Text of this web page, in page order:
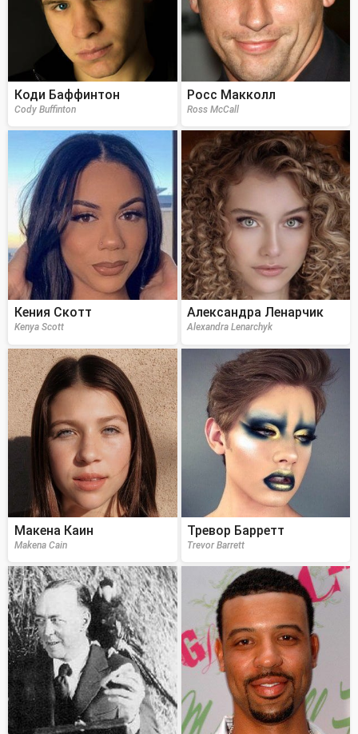
Коди Баффинтон
Cody Buffinton
Росс Макколл
Ross McCall
Кения Скотт
Kenya Scott
Александра Ленарчик
Alexandra Lenarchyk
Макена Каин
Makena Cain
Тревор Барретт
Trevor Barrett